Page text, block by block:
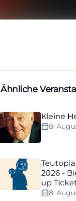
Ähnliche
Kleine
8.
2026 -
up
8.